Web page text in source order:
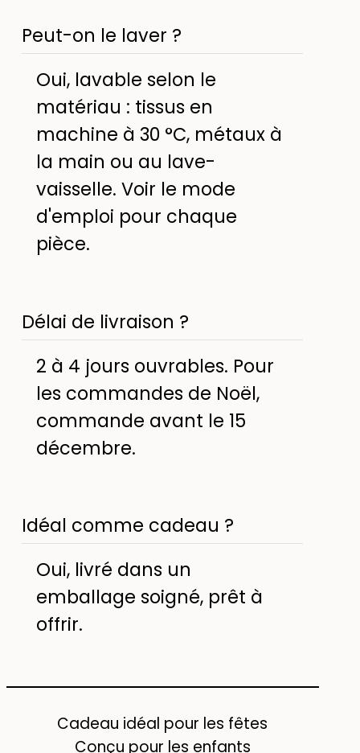
Peut-on le laver ?
Oui, lavable selon le
matériau : tissus en
machine à 30 °C, métaux à
la main ou au lave-
vaisselle. Voir le mode
d'emploi pour chaque
pièce.
Délai de livraison ?
2 à 4 jours ouvrables. Pour
les commandes de Noël,
commande avant le 15
décembre.
Idéal comme cadeau ?
Oui, livré dans un
emballage soigné, prêt à
offrir.
Cadeau idéal pour les fêtes
Conçu pour les enfants